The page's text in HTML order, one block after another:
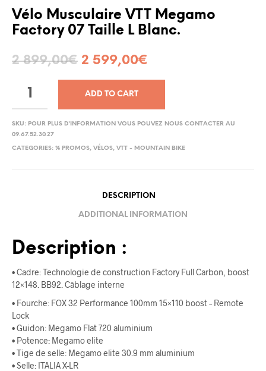
Vélo Musculaire VTT Megamo
Factory 07 Taille L Blanc.
2 899,00€ 2 599,00€
ADD TO CART
SKU: POUR PLUS D'INFORMATION VOUS POUVEZ NOUS CONTACTER AU
09.67.52.30.27
CATEGORIES: % PROMOS, VÉLOS, VTT - MOUNTAIN BIKE
DESCRIPTION
ADDITIONAL INFORMATION
Description :
• Cadre: Technologie de construction Factory Full Carbon, boost
12×148. BB92. Câblage interne
• Fourche: FOX 32 Performance 100mm 15×110 boost – Remote
Lock
• Guidon: Megamo Flat 720 aluminium
• Potence: Megamo elite
• Tige de selle: Megamo elite 30.9 mm aluminium
• Selle: ITALIA X-LR